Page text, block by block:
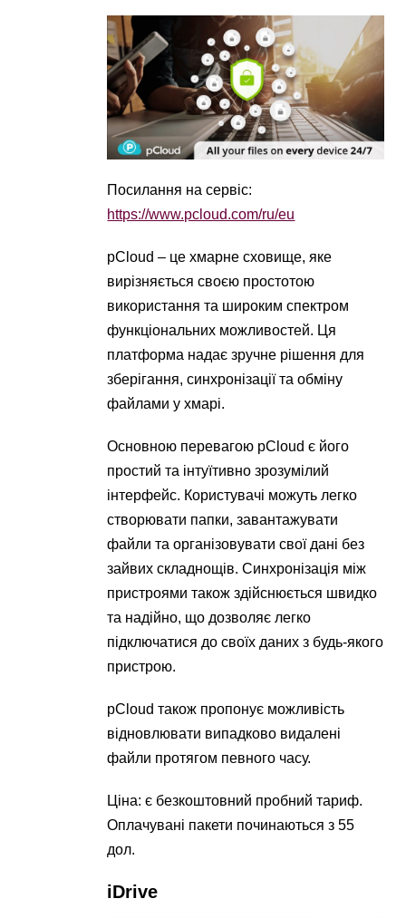
Посилання на сервіс:
https://www.pcloud.com/ru/eu
pCloud – це хмарне сховище, яке
вирізняється своєю простотою
використання та широким спектром
функціональних можливостей. Ця
платформа надає зручне рішення для
зберігання, синхронізації та обміну
файлами у хмарі.
Основною перевагою pCloud є його
простий та інтуїтивно зрозумілий
інтерфейс. Користувачі можуть легко
створювати папки, завантажувати
файли та організовувати свої дані без
зайвих складнощів. Синхронізація між
пристроями також здійснюється швидко
та надійно, що дозволяє легко
підключатися до своїх даних з будь-якого
пристрою.
pCloud також пропонує можливість
відновлювати випадково видалені
файли протягом певного часу.
Ціна: є безкоштовний пробний тариф.
Оплачувані пакети починаються з 55
дол.
iDrive